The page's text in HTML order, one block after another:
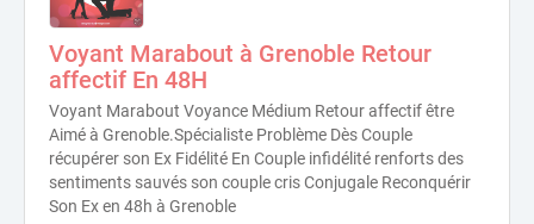
Voyant Marabout à Grenoble Retour
affectif En 48H
Voyant Marabout Voyance Médium Retour affectif être
Aimé à Grenoble.Spécialiste Problème Dès Couple
récupérer son Ex Fidélité En Couple infidélité renforts des
sentiments sauvés son couple cris Conjugale Reconquérir
Son Ex en 48h à Grenoble